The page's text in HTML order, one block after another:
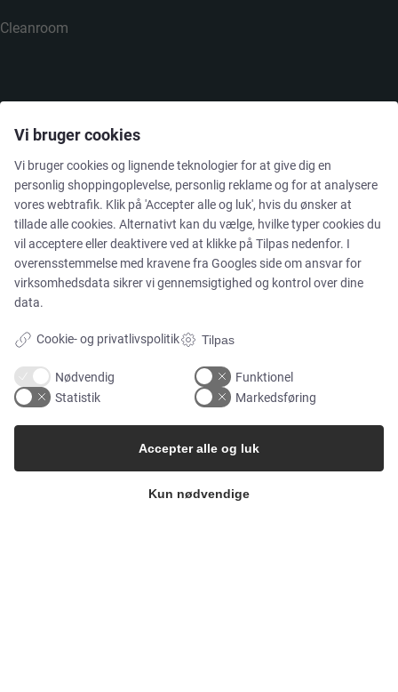
Cleanroom
VIRKSOMHEDEN
Kontakt
Nyhedsbrev
Presse
Whisteblower Portal
Vi bruger cookies
Vi bruger cookies og lignende teknologier for at give dig en
personlig shoppingoplevelse, personlig reklame og for at analysere
vores webtrafik. Klik på 'Accepter alle og luk', hvis du ønsker at
tillade alle cookies. Alternativt kan du vælge, hvilke typer cookies du
vil acceptere eller deaktivere ved at klikke på Tilpas nedenfor. I
overensstemmelse med kravene fra Googles side om ansvar for
virksomhedsdata sikrer vi gennemsigtighed og kontrol over dine
data.
Cookie- og privatlivspolitik Tilpas
Nødvendig
Funktionel
Statistik
Markedsføring
Kun nødvendige
Accepter alle og luk